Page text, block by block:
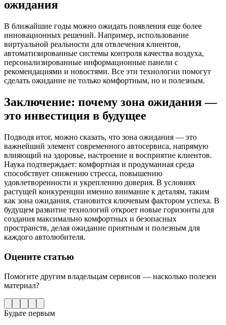
ожидания
В ближайшие годы можно ожидать появления еще более
инновационных решений. Например, использование
виртуальной реальности для отвлечения клиентов,
автоматизированные системы контроля качества воздуха,
персонализированные информационные панели с
рекомендациями и новостями. Все эти технологии помогут
сделать ожидание не только комфортным, но и полезным.
Заключение: почему зона ожидания —
это инвестиция в будущее
Подводя итог, можно сказать, что зона ожидания — это
важнейший элемент современного автосервиса, напрямую
влияющий на здоровье, настроение и восприятие клиентов.
Наука подтверждает: комфортная и продуманная среда
способствует снижению стресса, повышению
удовлетворенности и укреплению доверия. В условиях
растущей конкуренции именно внимание к деталям, таким
как зона ожидания, становится ключевым фактором успеха. В
будущем развитие технологий откроет новые горизонты для
создания максимально комфортных и безопасных
пространств, делая ожидание приятным и полезным для
каждого автолюбителя.
Оцените статью
Помогите другим владельцам сервисов — насколько полезен
материал?
Будьте первым